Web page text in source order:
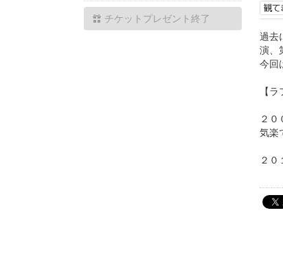
チケットプレゼント終了
過去
演、
今回
【
２０
気楽
２０